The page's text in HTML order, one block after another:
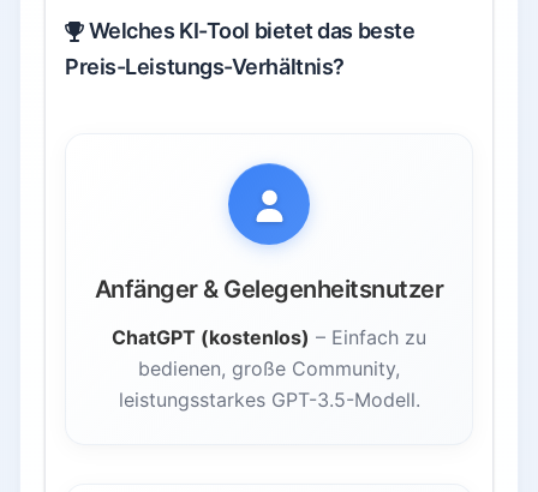
Welches KI-Tool bietet das beste
Preis-Leistungs-Verhältnis?
Anfänger & Gelegenheitsnutzer
ChatGPT (kostenlos) – Einfach zu
bedienen, große Community,
leistungsstarkes GPT-3.5-Modell.